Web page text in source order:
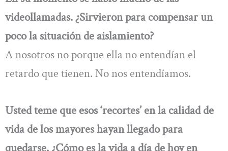
videollamadas. ¿Sirvieron para compensar un
poco la situación de aislamiento?
A nosotros no porque ella no entendían el
retardo que tienen. No nos entendíamos.
Usted teme que esos ‘recortes’ en la calidad de
vida de los mayores hayan llegado para